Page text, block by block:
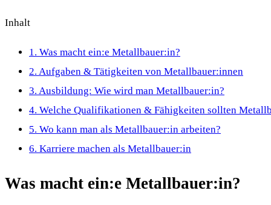
Inhalt
1. Was macht ein:e Metallbauer:in?
2. Aufgaben & Tätigkeiten von Metallbauer:innen
3. Ausbildung: Wie wird man Metallbauer:in?
4. Welche Qualifikationen & Fähigkeiten sollten
5. Wo kann man als Metallbauer:in arbeiten?
6. Karriere machen als Metallbauer:in
Was macht ein:e Metallbauer:in?